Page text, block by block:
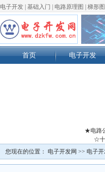
电子开发 基础入门 电路原理图 梯形
首页 电子开发
★电路
☆十
您现在的位置： 电子开发网 >> 电子